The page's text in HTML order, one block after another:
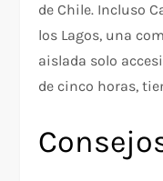
de Chile. Incluso
los Lagos, una
aislada solo
de cinco horas,